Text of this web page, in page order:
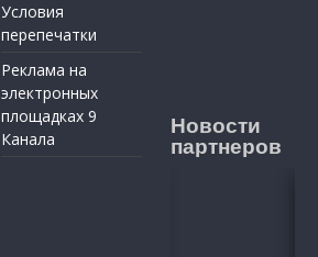
Условия
перепечатки
Реклама на
электронных
площадках 9
Канала
Новости
партнеров